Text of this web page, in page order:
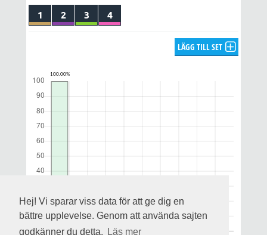
Hej! Vi sparar viss data för att ge dig en
bättre upplevelse. Genom att använda sajten
godkänner du detta.
Läs mer
1 2 3 4
LÄGG TILL SET